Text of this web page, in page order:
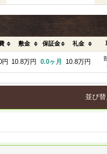
敷金 保証金 礼金
円 10.8万円 0.0ヶ月 10.8万円
並び替